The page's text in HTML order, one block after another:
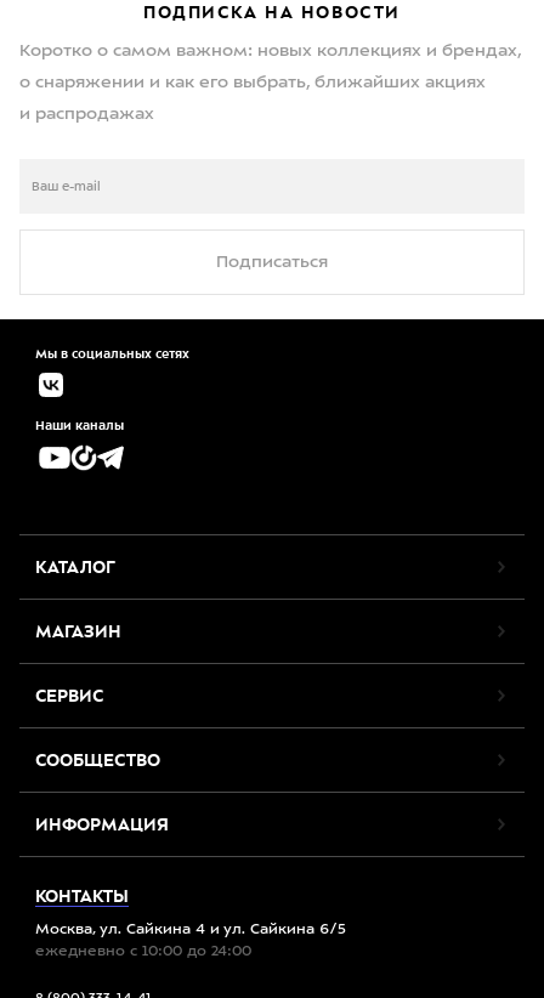
ПОДПИСКА НА НОВОСТИ
Коротко о самом важном: новых коллекциях и брендах,
о снаряжении и как его выбрать, ближайших акциях
и распродажах
Подписаться
Мы в социальных сетях
Наши каналы
КАТАЛОГ
МАГАЗИН
СЕРВИС
СООБЩЕСТВО
ИНФОРМАЦИЯ
КОНТАКТЫ
Москва, ул. Сайкина 4 и ул. Сайкина 6/5
ежедневно с 10:00 до 24:00